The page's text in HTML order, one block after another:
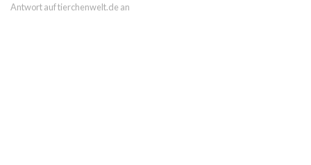
Antwort auf tierchenwelt.de an